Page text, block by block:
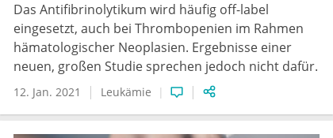
Das Antifibrinolytikum wird häufig off-label
eingesetzt, auch bei Thrombopenien im Rahmen
hämatologischer Neoplasien. Ergebnisse einer
neuen, großen Studie sprechen jedoch nicht dafür.
12. Jan. 2021 Leukämie